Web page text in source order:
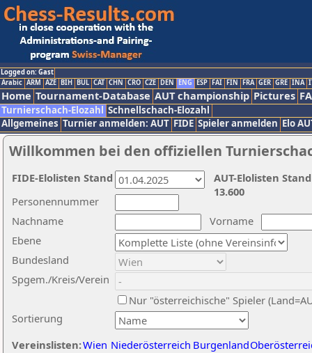
Logged on: Gast
Arabic ARM AZE BIH BUL CAT CHN CRO CZE DEN ENG ESP FAI FIN FRA GER GRE INA
Home Tournament-Database AUT championship Pictures
Turnierschach-Elozahl Schnellschach-Elozahl
Allgemeines Turnier anmelden: AUT FIDE Spieler anmelden Elo
Willkommen bei den offiziellen
Nachname
Vorname
Ebene
Sortierung
Personennummer
Bundesland
Spgem./Kreis/Verein
Nur "österreichische" Spieler
Vereinslisten:Wien Niederösterreich Burgenland
AUT-Elolisten
13.600
FIDE-Elolisten Stand